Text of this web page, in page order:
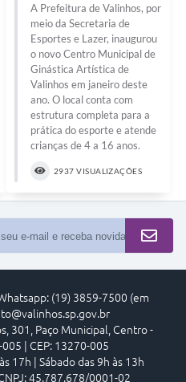
A Prefeitura de Valinhos, por
meio da Secretaria de
Esportes e Lazer, inaugurou
o novo Centro Municipal de
Ginástica Artística de
Valinhos em janeiro deste
ano. O local conta com
estrutura completa para a
prática do esporte e atende
crianças de 4 a 16 anos.
2937 VISUALIZAÇÕES
(19) 3859-7500 (em
301, Paço Municipal, Centro -
| CEP: 13270-005
17h | Sábado das 9h às 13h
45.787.678/0001-02